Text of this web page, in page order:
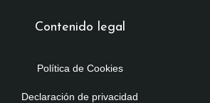
Contenido legal
Política de Cookies
Declaración de privacidad